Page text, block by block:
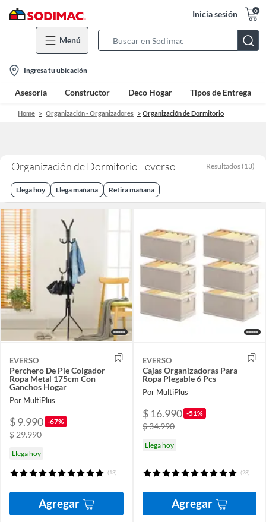
Inicia sesión 0
Menú
Bar
location-
icon
Ingresa tu ubicación
Asesoría Constructor Deco Hogar Tipos de Entrega
Home Organización - Organizadores Organización de Dormitorio
Organización de Dormitorio - everso Resultados (13)
Llega hoy Llega mañana Retira mañana
EVERSO
Perchero De Pie Colgador
Ropa Metal 175cm Con
Ganchos Hogar
Por MultiPlus
$ 9.990 -67%
$ 29.990
Llega hoy
(13)
Agregar
EVERSO
Cajas Organizadoras Para
Ropa Plegable 6 Pcs
Por MultiPlus
$ 16.990 -51%
$ 34.990
Llega hoy
(28)
Agregar